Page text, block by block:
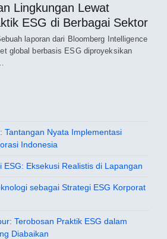
Lingkungan Lewat
ESG di Berbagai Sektor
laporan dari Bloomberg Intelligence
global berbasis ESG diproyeksikan
Tantangan Nyata Implementasi
Indonesia
ESG: Eksekusi Realistis di Lapangan
sebagai Strategi ESG Korporat
Terobosan Praktik ESG dalam
Diabaikan